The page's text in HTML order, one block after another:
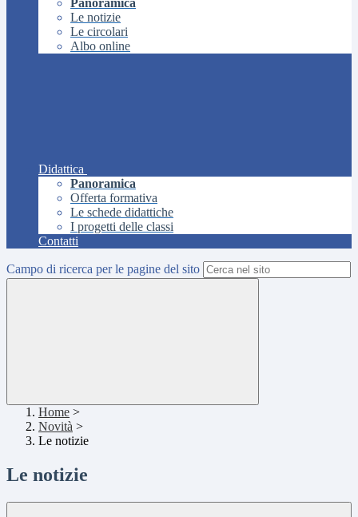
Panoramica
Le notizie
Le circolari
Albo online
Didattica
Panoramica
Offerta formativa
Le schede didattiche
I progetti delle classi
Contatti
Campo di ricerca per le pagine del sito
Home >
Novità >
Le notizie
Le notizie